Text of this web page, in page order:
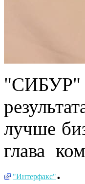
"СИБУР"
лучше
глава
"Интерфакс".